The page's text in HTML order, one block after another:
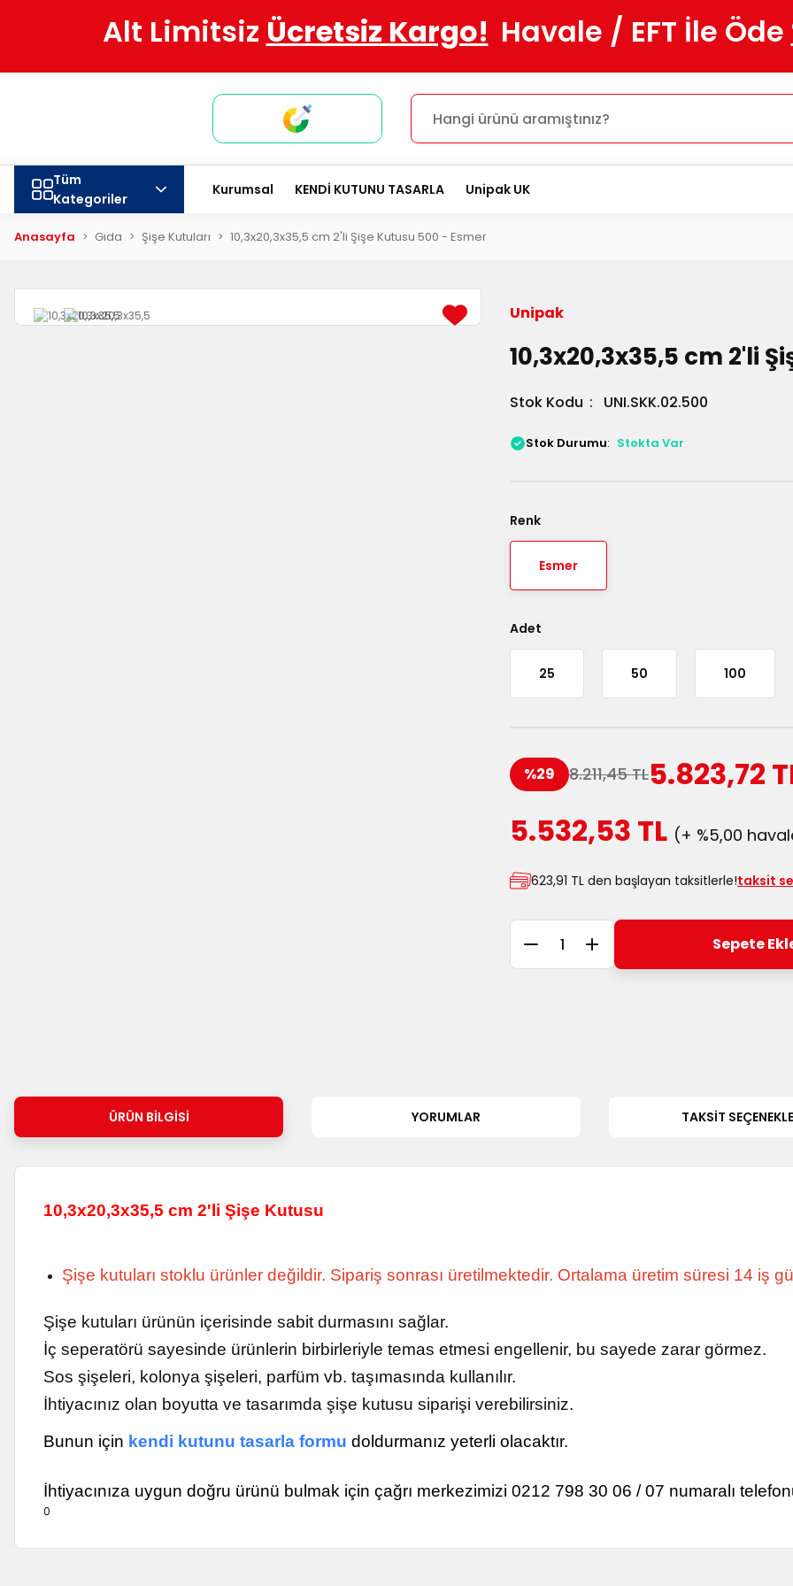
Alt Limitsiz Ücretsiz Kargo! Havale / EFT İle Öde
Tüm
Kategoriler
Kurumsal KENDİ KUTUNU TASARLA Unipak UK
Anasayfa Gıda Şişe Kutuları 10,3x20,3x35,5 cm 2'li Şişe Kutusu 500 - Esmer
Unipak
10,3x20,3x35,5 cm 2'li
Stok Kodu UNI.SKK.02.500
Stok Durumu Stokta Var
Renk
Esmer
Adet
25 50 100
%29 8.211,45 TL5.823,72
5.532,53 TL (+ %5,00
623,91 TL den başlayan taksitlerle!taksit
Sepete
ÜRÜN BILGISI YORUMLAR TAKSIT
10,3x20,3x35,5 cm 2'li Şişe Kutusu
Şişe kutuları stoklu ürünler değildir. Sipariş sonrası üretilmektedir. Ortalama üretim süresi 14 iş
Şişe kutuları ürünün içerisinde sabit durmasını sağlar.
İç seperatörü sayesinde ürünlerin birbirleriyle temas etmesi engellenir, bu sayede zarar görmez.
Sos şişeleri, kolonya şişeleri, parfüm vb. taşımasında kullanılır.
İhtiyacınız olan boyutta ve tasarımda şişe kutusu siparişi verebilirsiniz.
Bunun için kendi kutunu tasarla formu doldurmanız yeterli olacaktır.
İhtiyacınıza uygun doğru ürünü bulmak için çağrı merkezimizi 0212 798 30 06 / 07 numaralı
0